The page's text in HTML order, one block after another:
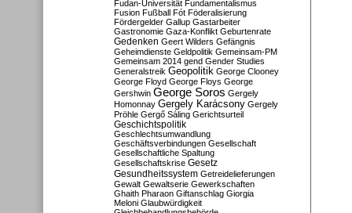
Fudan-Universität Fundamentalismus
Fusion Fußball Fót Föderalisierung
Fördergelder Gallup Gastarbeiter
Gastronomie Gaza-Konflikt Geburtenrate
Gedenken Geert Wilders Gefängnis
Geheimdienste Geldpolitik Gemeinsam-PM
Gemeinsam 2014 gend Gender Studies
Generalstreik Geopolitik George Clooney
George Floyd George Floys George
Gershwin George Soros Gergely
Homonnay Gergely Karácsony Gergely
Pröhle Gergő Sáling Gerichtsurteil
Geschichtspolitik
Geschlechtsumwandlung
Geschäftsverbindungen Gesellschaft
Gesellschaftliche Spaltung
Gesellschaftskrise Gesetz
Gesundheitssystem Getreidelieferungen
Gewalt Gewaltserie Gewerkschaften
Ghaith Pharaon Giftanschlag Giorgia
Meloni Glaubwürdigkeit